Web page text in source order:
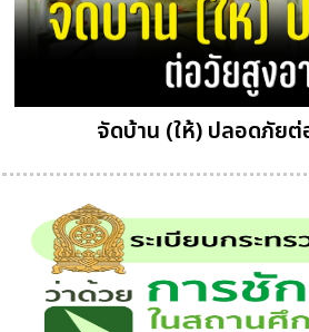
จัดบ้าน (ให้) ปลอดภัย